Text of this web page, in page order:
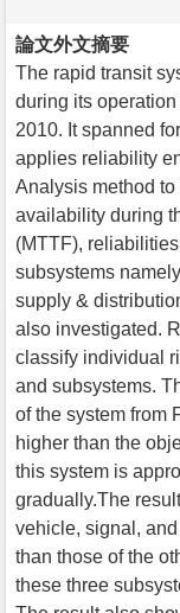
論文外文摘要
The rapid transit
during its
2010. It spanned
applies reliability
Analysis method
availability during
(MTTF),
subsystems
supply &
also investigated.
classify individual
and subsystems.
of the system from
higher than the
this system is
gradually.The
vehicle, signal,
than those of the
these three